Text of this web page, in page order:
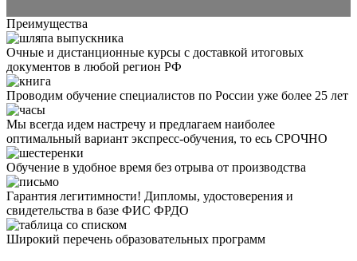
Преимущества
Очные и дистанционные курсы с доставкой итоговых
документов в любой регион РФ
Проводим обучение специалистов по России уже более 25 лет
Мы всегда идем настречу и предлагаем наиболее
оптимальный вариант экспресс-обучения, то есь СРОЧНО
Обучение в удобное время без отрыва от производства
Гарантия легитимности! Дипломы, удостоверения и
свидетельства в базе ФИС ФРДО
Широкий перечень образовательных программ